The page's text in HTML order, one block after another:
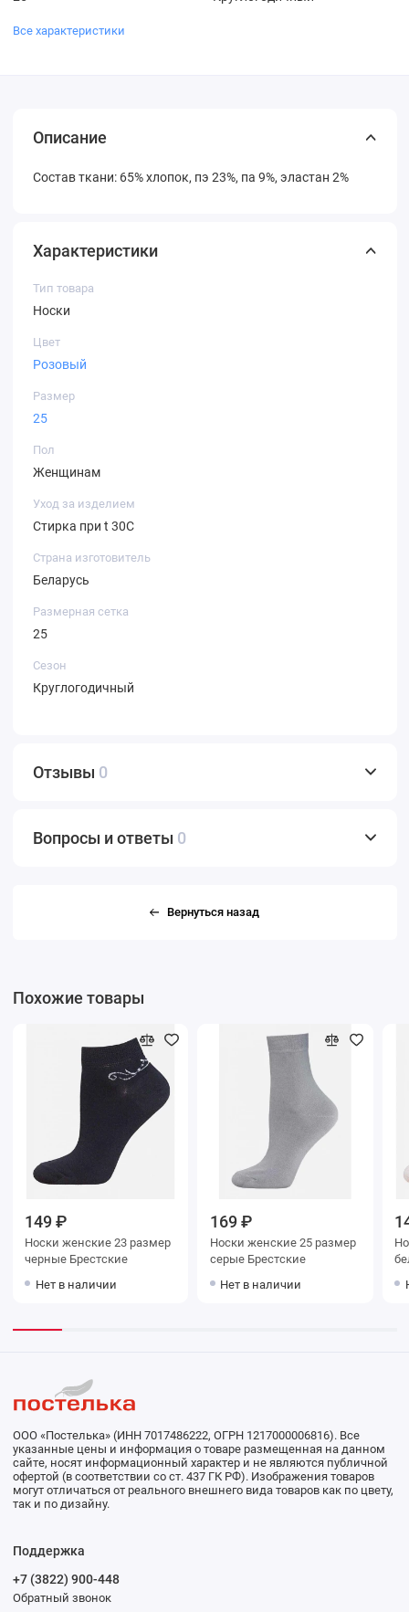
Все характеристики
Описание
Состав ткани: 65% хлопок, пэ 23%, па 9%, эластан 2%
Характеристики
Тип товара
Носки
Цвет
Розовый
Размер
25
Пол
Женщинам
Уход за изделием
Стирка при t 30С
Страна изготовитель
Беларусь
Размерная сетка
25
Сезон
Круглогодичный
Отзывы 0
Вопросы и ответы 0
Вернуться назад
Похожие товары
149 ₽
Носки женские 23 размер
черные Брестские
Нет в наличии
169 ₽
Носки женские 25 размер
серые Брестские
Нет в наличии
Носки
ООО «Постелька» (ИНН 7017486222, ОГРН 1217000006816). Все
указанные цены и информация о товаре размещенная на данном
сайте, носят информационный характер и не являются публичной
офертой (в соответствии со ст. 437 ГК РФ). Изображения товаров
могут отличаться от реального внешнего вида товаров как по цвету,
так и по дизайну.
Поддержка
+7 (3822) 900-448
Обратный звонок